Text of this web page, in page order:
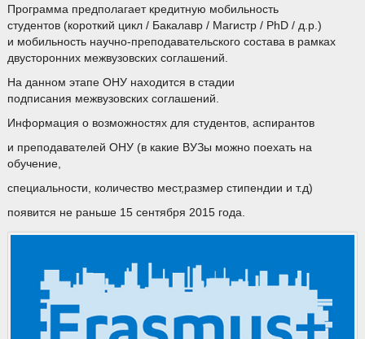
Программа предполагает кредитную мобильность
студентов (короткий цикл / Бакалавр / Магистр / PhD / д.р.)
и мобильность научно-преподавательского состава в рамках
двусторонних межвузовских соглашений.
На данном этапе ОНУ находится в стадии
подписания межвузовских соглашений.
Информация о возможностях для студентов, аспирантов
и преподавателей ОНУ (в какие ВУЗы можно поехать на
обучение,
специальности, количество мест,размер стипендии и т.д)
появится не раньше 15 сентября 2015 года.